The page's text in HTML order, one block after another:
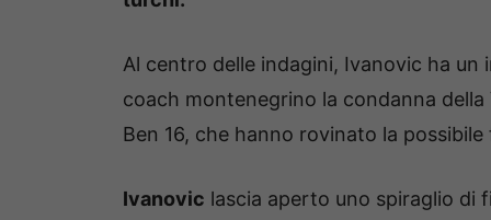
Al centro delle indagini, Ivanovic ha un
coach montenegrino la condanna
Ben 16, che hanno rovinato la
Ivanovic lascia aperto uno spiraglio di